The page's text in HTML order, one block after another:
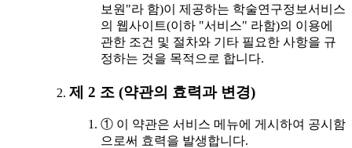
보원"라 함)이 제공하는 학술연구정보서비스
의 웹사이트(이하 "서비스" 라함)의 이용에
관한 조건 및 절차와 기타 필요한 사항을 규
정하는 것을 목적으로 합니다.
제 2 조 (약관의 효력과 변경)
① 이 약관은 서비스 메뉴에 게시하여 공시함
으로써 효력을 발생합니다.